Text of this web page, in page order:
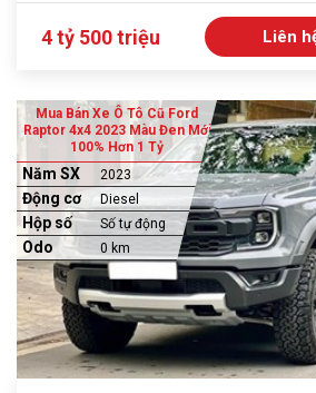
4 tỷ 500 triệu Liên
Mua Bán Xe Ô Tô Cũ Ford
Raptor 4x4 2023 Màu Đen Mới
100% Hơn 1 Tỷ
Năm SX 2023
Động cơ Diesel
Hộp số Số tự động
Odo 0 km